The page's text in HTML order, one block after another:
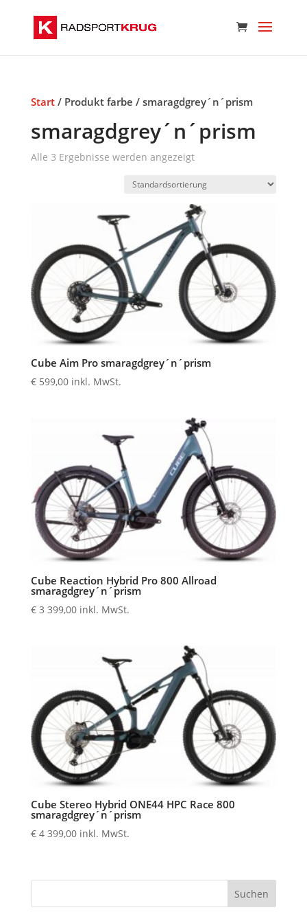
Start/ Produkt farbe / smaragdgrey´n´prism
smaragdgrey´n´prism
Alle 3 Ergebnisse werden angezeigt
Cube Aim Pro smaragdgrey´n´prism
€599,00 inkl. MwSt.
Cube Reaction Hybrid Pro 800 Allroad
smaragdgrey´n´prism
€3 399,00 inkl. MwSt.
Cube Stereo Hybrid ONE44 HPC Race 800
smaragdgrey´n´prism
€4 399,00 inkl. MwSt.
Suchen